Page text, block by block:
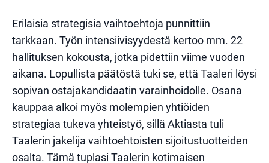
Erilaisia strategisia vaihtoehtoja punnittiin
tarkkaan. Työn intensiivisyydestä kertoo mm. 22
hallituksen kokousta, jotka pidettiin viime vuoden
aikana. Lopullista päätöstä tuki se, että Taaleri löysi
sopivan ostajakandidaatin varainhoidolle. Osana
kauppaa alkoi myös molempien yhtiöiden
strategiaa tukeva yhteistyö, sillä Aktiasta tuli
Taalerin jakelija vaihtoehtoisten sijoitustuotteiden
osalta. Tämä tuplasi Taalerin kotimaisen